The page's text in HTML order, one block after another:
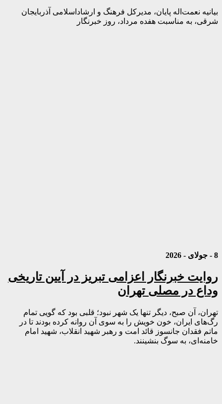
بیانیه نعمت‌اله پایان، مدیرکل فرهنگ و ارشاداسلامی آذربایجان
شرقی، به مناسبت هفده مرداد، روز خبرنگار
8 - جولای - 2026
روایت خبرنگار اعزامی تبریز در آیین تاریخی
وداع در مصلی تهران
تهران، آن صبح، دیگر تنها یک شهر نبود؛ قلبی بود که گویی تمام
رگ‌های ایران، خون خویش را به سوی آن روانه کرده بودند تا در
ماتم فقدان جانسوز قائد امت و رهبر شهید انقلاب، شهید امام
خامنه‌ای، به سوگ بنشینند.